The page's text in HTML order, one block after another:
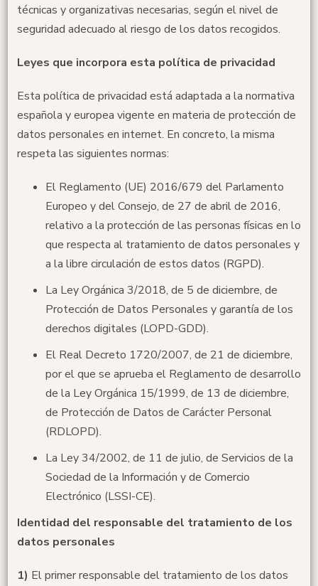
técnicas y organizativas necesarias, según el nivel de
seguridad adecuado al riesgo de los datos recogidos.
Leyes que incorpora esta política de privacidad
Esta política de privacidad está adaptada a la normativa
española y europea vigente en materia de protección de
datos personales en internet. En concreto, la misma
respeta las siguientes normas:
El Reglamento (UE) 2016/679 del Parlamento
Europeo y del Consejo, de 27 de abril de 2016,
relativo a la protección de las personas físicas en lo
que respecta al tratamiento de datos personales y
a la libre circulación de estos datos (RGPD).
La Ley Orgánica 3/2018, de 5 de diciembre, de
Protección de Datos Personales y garantía de los
derechos digitales (LOPD-GDD).
El Real Decreto 1720/2007, de 21 de diciembre,
por el que se aprueba el Reglamento de desarrollo
de la Ley Orgánica 15/1999, de 13 de diciembre,
de Protección de Datos de Carácter Personal
(RDLOPD).
La Ley 34/2002, de 11 de julio, de Servicios de la
Sociedad de la Información y de Comercio
Electrónico (LSSI-CE).
Identidad del responsable del tratamiento de los
datos personales
1) El primer responsable del tratamiento de los datos